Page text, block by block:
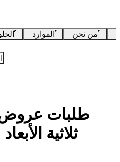
الموارد من نحن
طلبات عروض
ثلاثية